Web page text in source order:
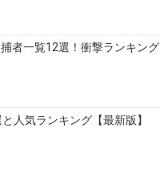
者一覧12選！衝撃ランキング
人気ランキング【最新版】